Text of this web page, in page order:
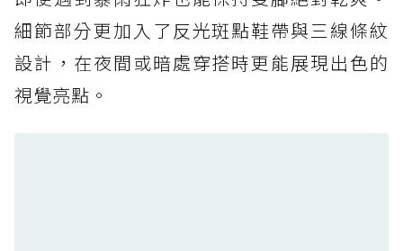
防水鞋推薦 7. Timberland Motion Access：
黃靴同級頂級防水，輕量化工裝健走鞋雨天必備
防水鞋推薦 7. Timberland Motion Access：
黃靴同級頂級防水，輕量化工裝健走鞋雨天必備
細節部分更加入了反光斑點鞋帶與三線條紋
設計，在夜間或暗處穿搭時更能展現出色的
視覺亮點。